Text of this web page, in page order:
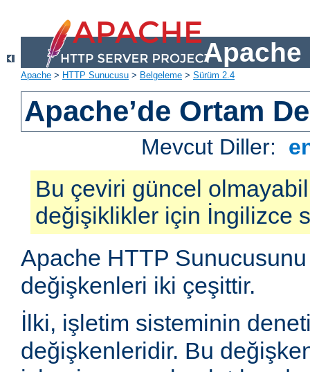
Apache
Apache > HTTP Sunucusu > Belgeleme > Sürüm 2.4
Apache’de Ortam
Mevcut Diller:
Bu çeviri güncel
değişiklikler için İngilizce
Apache HTTP
değişkenleri iki çeşittir.
İlki, işletim sisteminin
değişkenleridir. Bu